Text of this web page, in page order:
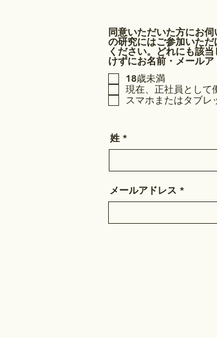
同意いただいた方にお
の研究にはご参加いた
ください。どれにも該
けずにお名前・メールア
18歳未満
現在、正社員として
スマホまたはタブレ
姓
メールアドレス